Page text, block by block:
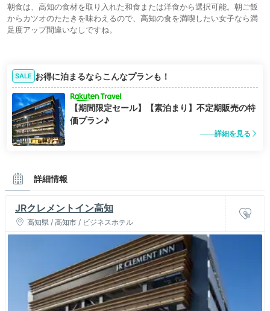
朝食は、高知の食材を取り入れた和食または洋食から選択可能。朝ご飯
からカツオのたたきを味わえるので、高知の食を満喫したい女子なら満
足度アップ間違いなしですね。
SALE お得に泊まるならこんなプランも！
【期間限定セール】【素泊まり】不定期販売の特
価プラン♪
詳細を見る
詳細情報
JRクレメントイン高知
高知県 / 高知市 / ビジネスホテル